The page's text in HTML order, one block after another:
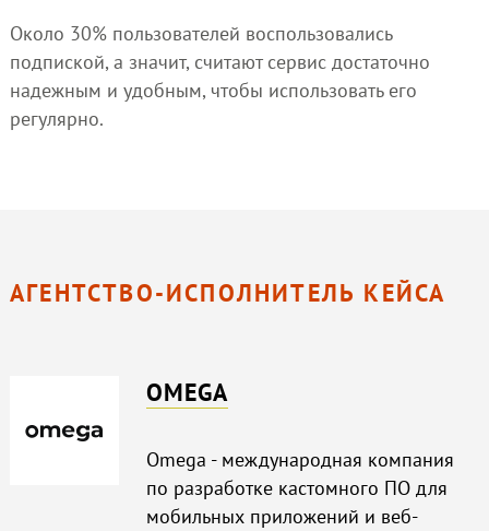
Около 30% пользователей воспользовались
подпиской, а значит, считают сервис достаточно
надежным и удобным, чтобы использовать его
регулярно.
АГЕНТСТВО-ИСПОЛНИТЕЛЬ КЕЙСА
OMEGA
Omega - международная компания
по разработке кастомного ПО для
мобильных приложений и веб-